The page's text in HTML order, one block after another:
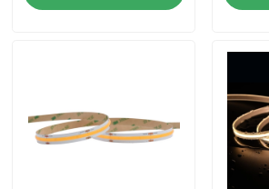
Über uns